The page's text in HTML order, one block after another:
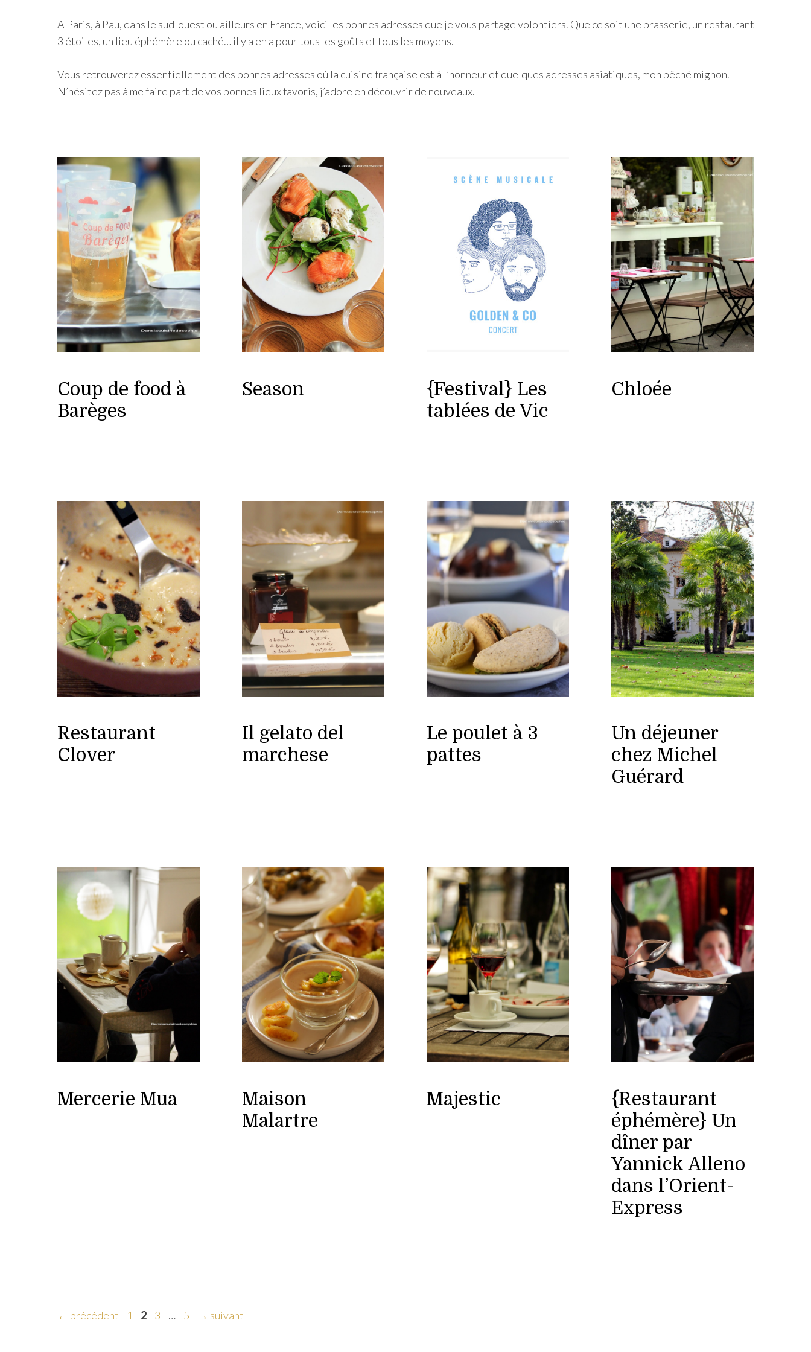
e
r
A Paris, à Pau, dans le sud-ouest ou ailleurs en France, voici les bonnes adresses que je vous partage volontiers. Que ce soit une brasserie, un restaurant
3 étoiles, un lieu éphémère ou caché… il y a en a pour tous les goûts et tous les moyens.
Vous retrouverez essentiellement des bonnes adresses où la cuisine française est à l’honneur et quelques adresses asiatiques, mon pêché mignon.
N’hésitez pas à me faire part de vos bonnes lieux favoris, j’adore en découvrir de nouveaux.
Coup de food à
Barèges
Season
{Festival} Les
tablées de Vic
Chloée
Restaurant
Clover
Il gelato del
marchese
Le poulet à 3
pattes
Un déjeuner
chez Michel
Guérard
Mercerie Mua
Maison
Malartre
Majestic
{Restaurant
éphémère} Un
dîner par
Yannick Alleno
dans l’Orient-
Express
← précédent Page
1 Page
2 Page
3 … Page
5 → suivant